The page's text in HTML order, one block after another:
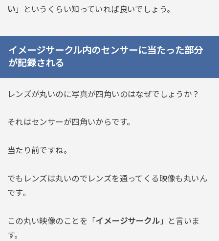
い 」というくらい知っていれば良いでしょう。
イメージサークル内のセンサーに当たった部分
が記録される
レンズが丸いのに写真が四角いのはなぜでしょうか？
それはセンサーが四角いからです。
当たり前ですね。
でもレンズは丸いのでレンズを通ってくる映像も丸いん
です。
この丸い映像のことを「イメージサークル」と言いま
す。